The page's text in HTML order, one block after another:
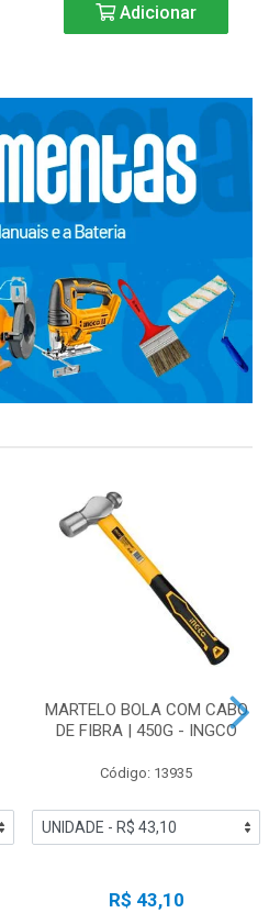
Adicionar
MARTELO BOLA COM CABO
DE FIBRA | 450G - INGCO
Código: 13935
R$ 43,10